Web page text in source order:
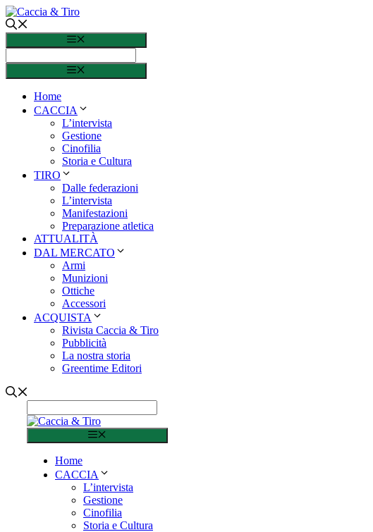
Vai al contenuto
Home
CACCIA
L’intervista
Gestione
Cinofilia
Storia e Cultura
TIRO
Dalle federazioni
L’intervista
Manifestazioni
Preparazione atletica
ATTUALITÀ
DAL MERCATO
Armi
Munizioni
Ottiche
Accessori
ACQUISTA
Rivista Caccia & Tiro
Pubblicità
La nostra storia
Greentime Editori
Home
CACCIA
L’intervista
Gestione
Cinofilia
Storia e Cultura